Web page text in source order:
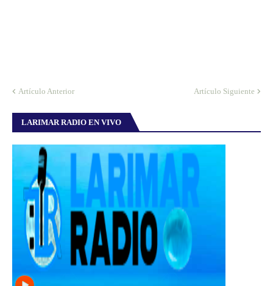
Artículo Anterior Artículo Siguiente
LARIMAR RADIO EN VIVO